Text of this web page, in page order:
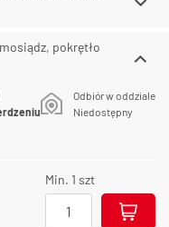
pokrętło
Odbiór w oddziale
Niedostępny
Min. 1 szt